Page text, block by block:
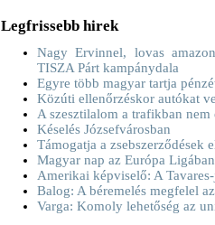
Legfrissebb hirek
Nagy Ervinnel, lovas
TISZA Párt kampánydala
Egyre több magyar tartja
Közúti ellenőrzéskor autókat
A szesztilalom a trafikban nem
Késelés Józsefvárosban
Támogatja a zsebszerződések
Magyar nap az Európa
Amerikai képviselő: A
Balog: A béremelés megfelel
Varga: Komoly lehetőség az